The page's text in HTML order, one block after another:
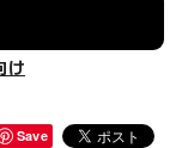
け
Save